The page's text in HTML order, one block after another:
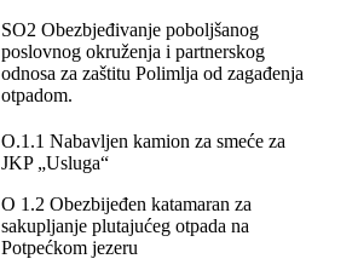
SO2 Obezbjeđivanje poboljšanog
poslovnog okruženja i partnerskog
odnosa za zaštitu Polimlja od zagađenja
otpadom.
O.1.1 Nabavljen kamion za smeće za
JKP „Usluga“
O 1.2 Obezbijeđen katamaran za
sakupljanje plutajućeg otpada na
Potpećkom jezeru